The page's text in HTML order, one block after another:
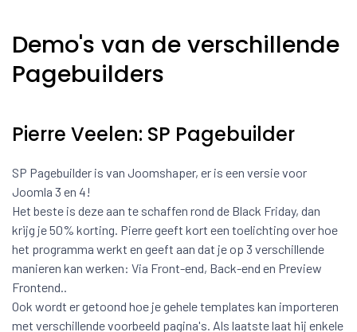
Demo's van de verschillende
Pagebuilders
Pierre Veelen: SP Pagebuilder
SP Pagebuilder is van Joomshaper, er is een versie voor
Joomla 3 en 4!
Het beste is deze aan te schaffen rond de Black Friday, dan
krijg je 50% korting. Pierre geeft kort een toelichting over hoe
het programma werkt en geeft aan dat je op 3 verschillende
manieren kan werken: Via Front-end, Back-end en Preview
Frontend..
Ook wordt er getoond hoe je gehele templates kan importeren
met verschillende voorbeeld pagina's. Als laatste laat hij enkele